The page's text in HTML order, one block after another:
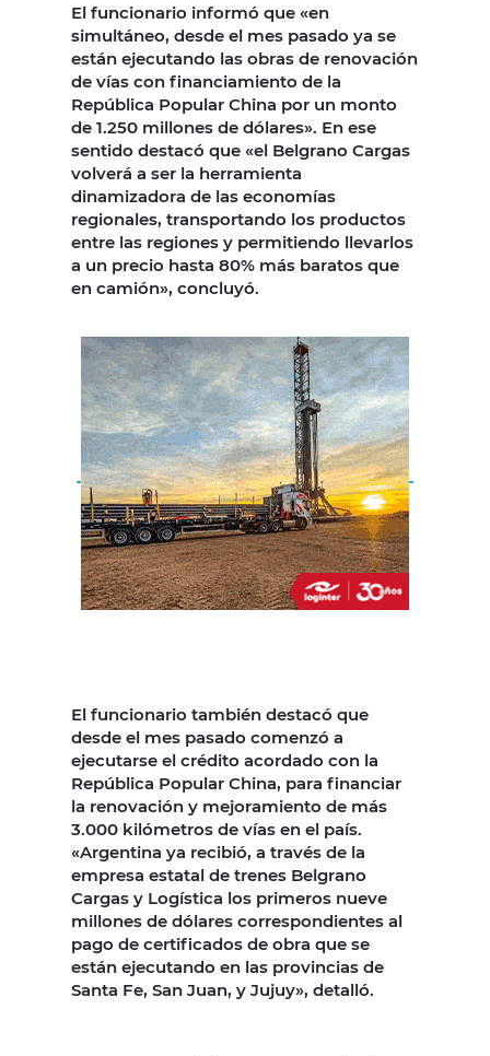
El funcionario informó que «en
simultáneo, desde el mes pasado ya se
están ejecutando las obras de renovación
de vías con financiamiento de la
República Popular China por un monto
de 1.250 millones de dólares». En ese
sentido destacó que «el Belgrano Cargas
volverá a ser la herramienta
dinamizadora de las economías
regionales, transportando los productos
entre las regiones y permitiendo llevarlos
a un precio hasta 80% más baratos que
en camión», concluyó.
El funcionario también destacó que
desde el mes pasado comenzó a
ejecutarse el crédito acordado con la
República Popular China, para financiar
la renovación y mejoramiento de más
3.000 kilómetros de vías en el país.
«Argentina ya recibió, a través de la
empresa estatal de trenes Belgrano
Cargas y Logística los primeros nueve
millones de dólares correspondientes al
pago de certificados de obra que se
están ejecutando en las provincias de
Santa Fe, San Juan, y Jujuy», detalló.